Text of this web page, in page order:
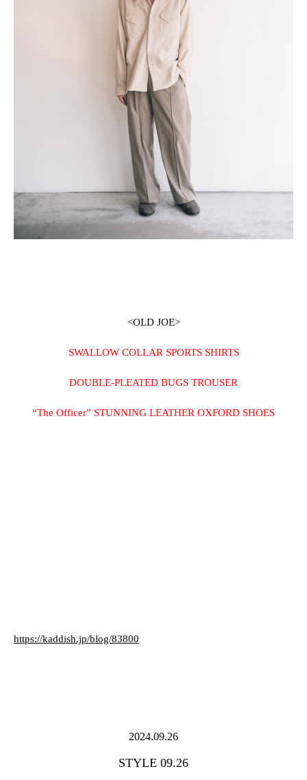
<OLD JOE>
SWALLOW COLLAR SPORTS SHIRTS
DOUBLE-PLEATED BUGS TROUSER
“The Officer” STUNNING LEATHER OXFORD SHOES
https://kaddish.jp/blog/83800
2024.09.26
STYLE 09.26